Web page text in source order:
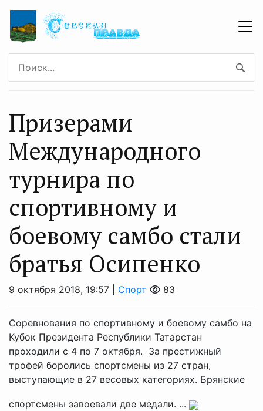
Призерами
Международного
турнира по
спортивному и
боевому самбо стали
братья Осипенко
9 октября 2018, 19:57 | Спорт 83
Соревнования по спортивному и боевому самбо на
Кубок Президента Республики Татарстан
проходили с 4 по 7 октября. За престижный
трофей боролись спортсмены из 27 стран,
выступающие в 27 весовых категориях. Брянские
спортсмены завоевали две медали. ...